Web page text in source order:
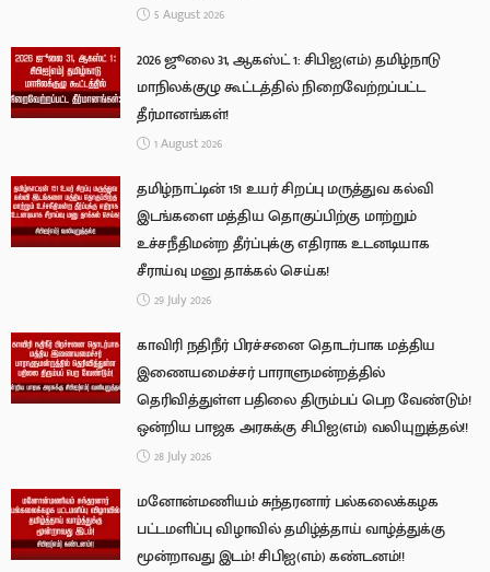
5 August 2026
2026 ஜூலை 31, ஆகஸ்ட் 1: சிபிஐ(எம்) தமிழ்நாடு
மாநிலக்குழு கூட்டத்தில் நிறைவேற்றப்பட்ட
தீர்மானங்கள்!
1 August 2026
தமிழ்நாட்டின் 151 உயர் சிறப்பு மருத்துவ கல்வி
இடங்களை மத்திய தொகுப்பிற்கு மாற்றும்
உச்சநீதிமன்ற தீர்ப்புக்கு எதிராக உடனடியாக
சீராய்வு மனு தாக்கல் செய்க!
29 July 2026
காவிரி நதிநீர் பிரச்சனை தொடர்பாக மத்திய
இணையமைச்சர் பாராளுமன்றத்தில்
தெரிவித்துள்ள பதிலை திரும்பப் பெற வேண்டும்!
ஒன்றிய பாஜக அரசுக்கு சிபிஐ(எம்) வலியுறுத்தல்!!
28 July 2026
மனோன்மணியம் சுந்தரனார் பல்கலைக்கழக
பட்டமளிப்பு விழாவில் தமிழ்த்தாய் வாழ்த்துக்கு
மூன்றாவது இடம்! சிபிஐ(எம்) கண்டனம்!!